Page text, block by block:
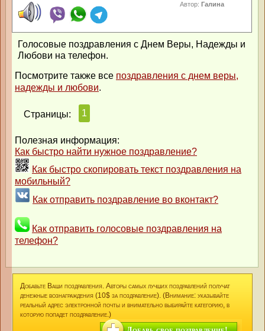
Автор:Галина
Голосовые поздравления с Днем Веры, Надежды и
Любови на телефон.
Посмотрите также все поздравления с днем веры,
надежды и любови.
Страницы: 1
Полезная информация:
Как быстро найти нужное поздравление?
Как быстро скопировать текст поздравления на
мобильный?
Как отправить поздравление во вконтакт?
Как отправить голосовые поздравления на
телефон?
Добавьте Ваши поздравления. Авторы самых лучших поздравлений получат
денежные вознаграждения (10$ за поздравление). (Внимание: указывайте
реальный адрес электронной почты и внимательно выбирайте категорию, в
которую попадет поздравление.)